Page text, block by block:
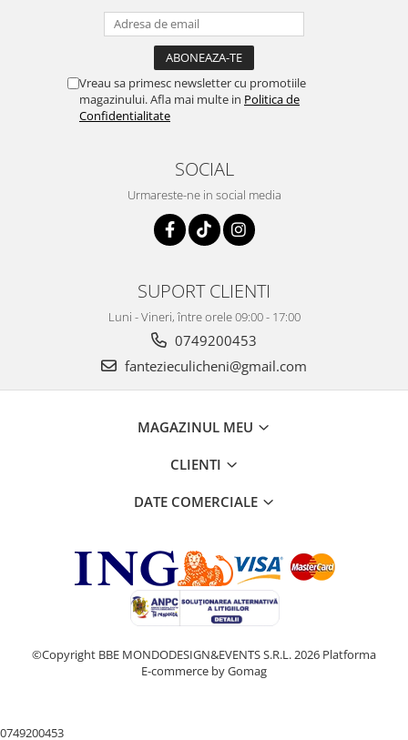
Vreau sa primesc newsletter cu promotiile
magazinului. Afla mai multe in Politica de
Confidentialitate
SOCIAL
Urmareste-ne in social media
SUPORT CLIENTI
Luni - Vineri, între orele 09:00 - 17:00
0749200453
fantezieculicheni@gmail.com
MAGAZINUL MEU
CLIENTI
DATE COMERCIALE
©Copyright BBE MONDODESIGN&EVENTS S.R.L. 2026 Platforma
E-commerce by Gomag
0749200453